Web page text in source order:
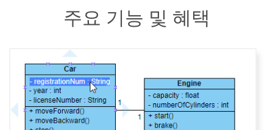
주요 기능 및 혜택